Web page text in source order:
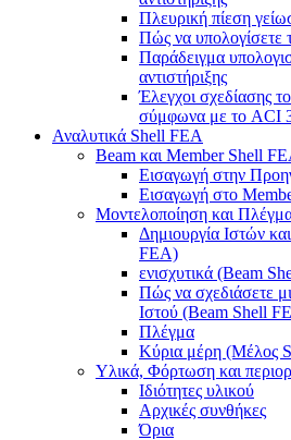
Πλευρική πίεση
Πώς να υπολογίσετε
Παράδειγμα
αντιστήριξης
Έλεγχοι σχεδίασης
σύμφωνα με το ACI
Αναλυτικά Shell FEA
Beam και Member Shell
Εισαγωγή στην
Εισαγωγή στο
Μοντελοποίηση και
Δημιουργία Ιστών
FEA)
ενισχυτικά (Beam
Πώς να σχεδιάσετε
Ιστού (Beam Shell
Πλέγμα
Κύρια μέρη (Μέλος
Υλικά, Φόρτωση και
Ιδιότητες υλικού
Αρχικές συνθήκες
Όρια